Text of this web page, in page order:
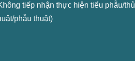
tiếp nhận thực hiện tiểu phẫu/thủ
phẫu thuật)